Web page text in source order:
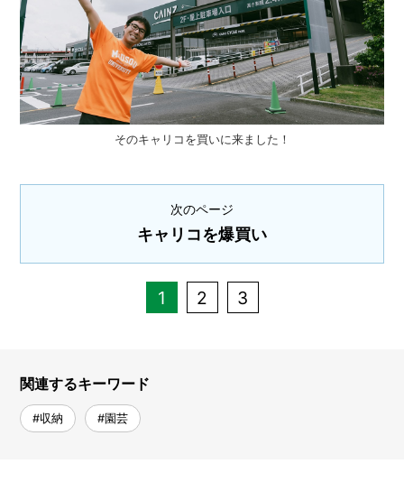
そのキャリコを買いに来ました！
次のページ
キャリコを爆買い
1 2 3
関連するキーワード
#収納 #園芸